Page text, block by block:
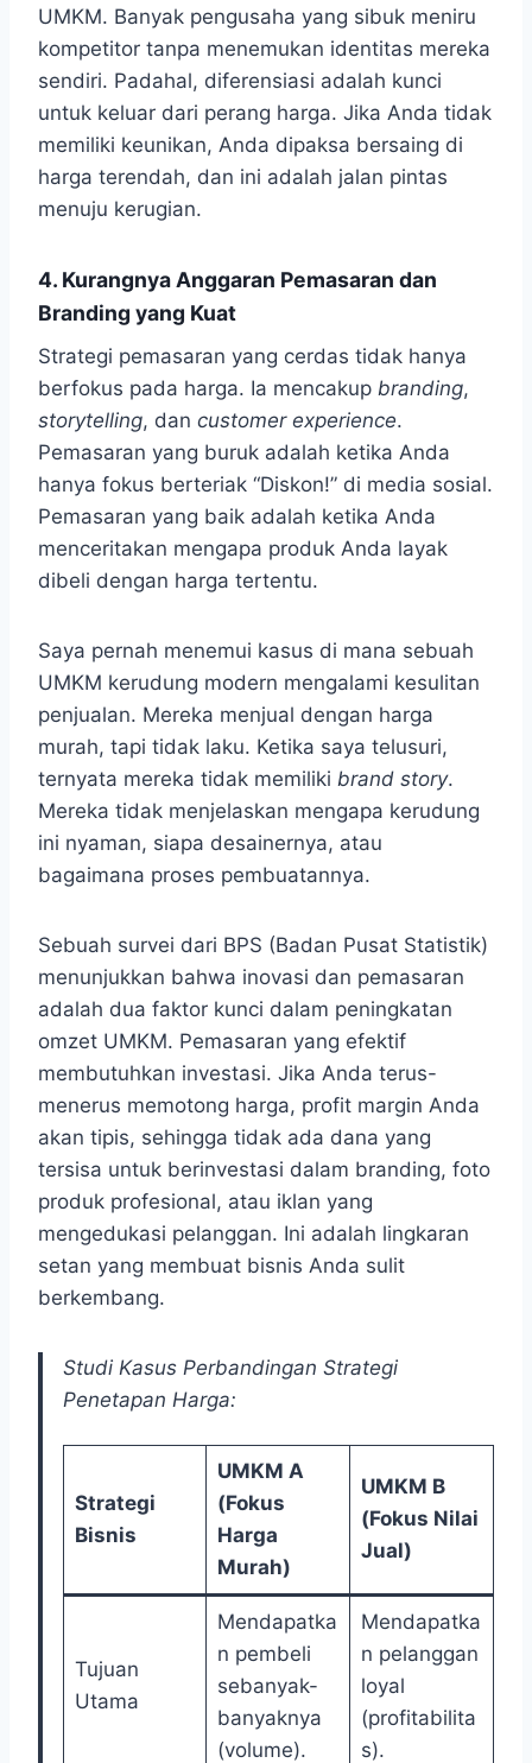
UMKM. Banyak pengusaha yang sibuk meniru
kompetitor tanpa menemukan identitas mereka
sendiri. Padahal, diferensiasi adalah kunci
untuk keluar dari perang harga. Jika Anda tidak
memiliki keunikan, Anda dipaksa bersaing di
harga terendah, dan ini adalah jalan pintas
menuju kerugian.
4. Kurangnya Anggaran Pemasaran dan
Branding yang Kuat
Strategi pemasaran yang cerdas tidak hanya
berfokus pada harga. Ia mencakup branding,
storytelling, dan customer experience.
Pemasaran yang buruk adalah ketika Anda
hanya fokus berteriak “Diskon!” di media sosial.
Pemasaran yang baik adalah ketika Anda
menceritakan mengapa produk Anda layak
dibeli dengan harga tertentu.
Saya pernah menemui kasus di mana sebuah
UMKM kerudung modern mengalami kesulitan
penjualan. Mereka menjual dengan harga
murah, tapi tidak laku. Ketika saya telusuri,
ternyata mereka tidak memiliki brand story.
Mereka tidak menjelaskan mengapa kerudung
ini nyaman, siapa desainernya, atau
bagaimana proses pembuatannya.
Sebuah survei dari BPS (Badan Pusat Statistik)
menunjukkan bahwa inovasi dan pemasaran
adalah dua faktor kunci dalam peningkatan
omzet UMKM. Pemasaran yang efektif
membutuhkan investasi. Jika Anda terus-
menerus memotong harga, profit margin Anda
akan tipis, sehingga tidak ada dana yang
tersisa untuk berinvestasi dalam branding, foto
produk profesional, atau iklan yang
mengedukasi pelanggan. Ini adalah lingkaran
setan yang membuat bisnis Anda sulit
berkembang.
Studi Kasus Perbandingan Strategi
Penetapan Harga:
Strategi
Bisnis
UMKM A
(Fokus
Harga
Murah)
UMKM B
(Fokus Nilai
Jual)
Tujuan
Utama
Mendapatka
n pembeli
sebanyak-
banyaknya
(volume).
Mendapatka
n pelanggan
loyal
(profitabilita
s).